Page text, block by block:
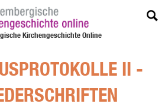
Kirchengeschichte Online
II -